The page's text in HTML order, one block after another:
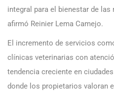
integral para el bienestar de
afirmó Reinier Lema Camejo.
El incremento de servicios
clínicas veterinarias con
tendencia creciente en
donde los propietarios valoran